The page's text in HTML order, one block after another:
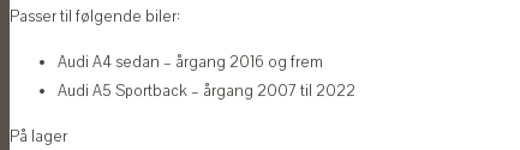
Passer til følgende biler:
Audi A4 sedan – årgang 2016 og frem
Audi A5 Sportback – årgang 2007 til 2022
På lager